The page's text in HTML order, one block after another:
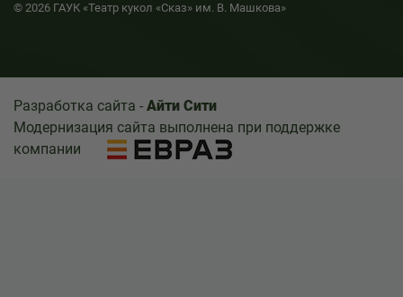
© 2026 ГАУК «Театр кукол «Сказ» им. В. Машкова»
Разработка сайта - Айти Сити
Модернизация сайта выполнена при поддержке
компании